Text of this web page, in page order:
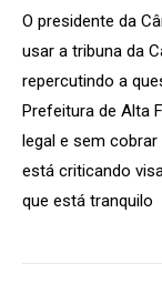
O presidente da
usar a tribuna da
repercutindo a
Prefeitura de Alta
legal e sem
está criticando
que está tranquilo